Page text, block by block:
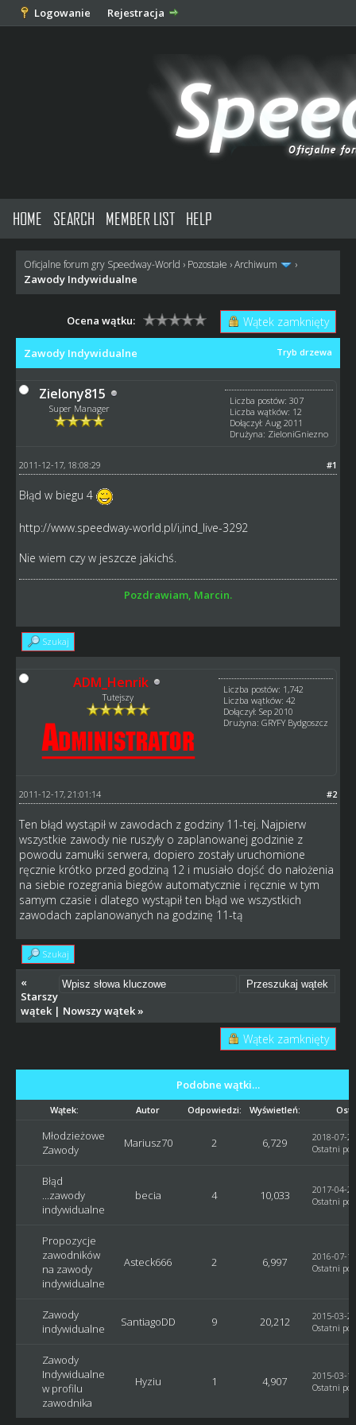
Logowanie Rejestracja
HOME SEARCH MEMBER LIST HELP
Oficjalne forum gry Speedway-World › Pozostałe ›Archiwum ›
Zawody Indywidualne
Wątek zamknięty
Ocena wątku:
Tryb drzewa
Zawody Indywidualne
Zielony815
Super Manager
Liczba postów: 307
Liczba wątków: 12
Dołączył: Aug 2011
Drużyna: ZieloniGniezno
#1
2011-12-17, 18:08:29
Błąd w biegu 4
http://www.speedway-world.pl/i,ind_live-3292
Nie wiem czy w jeszcze jakichś.
Pozdrawiam, Marcin.
Szukaj
ADM_Henrik
Tutejszy
Liczba postów: 1,742
Liczba wątków: 42
Dołączył: Sep 2010
Drużyna: GRYFY Bydgoszcz
#2
2011-12-17, 21:01:14
Ten błąd wystąpił w zawodach z godziny 11-tej. Najpierw
wszystkie zawody nie ruszyły o zaplanowanej godzinie z
powodu zamułki serwera, dopiero zostały uruchomione
ręcznie krótko przed godziną 12 i musiało dojść do nałożenia
na siebie rozegrania biegów automatycznie i ręcznie w tym
samym czasie i dlatego wystąpił ten błąd we wszystkich
zawodach zaplanowanych na godzinę 11-tą
Szukaj
«
Starszy
wątek| Nowszy wątek»
Wątek zamknięty
Podobne wątki…
Wątek: Autor Odpowiedzi: Wyświetleń:
Młodzieżowe
Zawody
Mariusz70 2 6,729
2018-07-
Ostatni
Błąd
...zawody
indywidualne
becia 4 10,033
2017-04-
Ostatni
Propozycje
zawodników
na zawody
indywidualne
Asteck666 2 6,997
2016-07-
Ostatni
Zawody
indywidualne
SantiagoDD 9 20,212
2015-03-
Ostatni
Zawody
Indywidualne
w profilu
zawodnika
Hyziu 1 4,907
2015-03-
Ostatni